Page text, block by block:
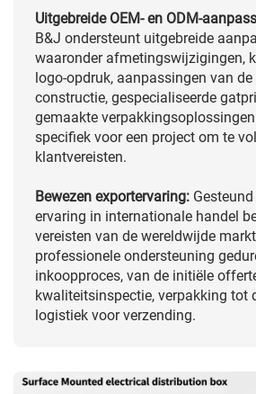
Uitgebreide OEM- en ODM-
B&J ondersteunt uitgebreide
waaronder afmetingswijzigingen,
logo-opdruk, aanpassingen van
constructie, gespecialiseerde
gemaakte
specifiek voor een project om te
klantvereisten.
Bewezen exportervaring:
ervaring in internationale handel
vereisten van de wereldwijde
professionele ondersteuning
inkoopproces, van de initiële
kwaliteitsinspectie, verpakking tot
logistiek voor verzending.